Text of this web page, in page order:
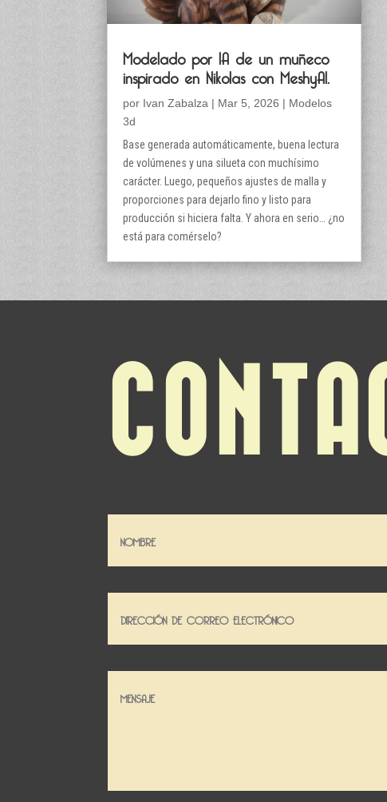
Modelado por IA de un muñeco
inspirado en Nikolas con MeshyAI.
por Ivan Zabalza | Mar 5, 2026 | Modelos
3d
Base generada automáticamente, buena lectura
de volúmenes y una silueta con muchísimo
carácter. Luego, pequeños ajustes de malla y
proporciones para dejarlo fino y listo para
producción si hiciera falta. Y ahora en serio… ¿no
está para comérselo?